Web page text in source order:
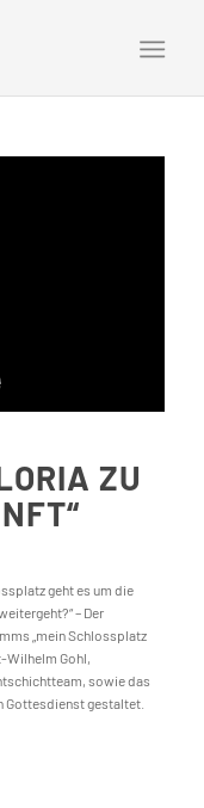
ZU
geht es um die
– Der
„mein Schlossplatz
Wilhelm Gohl,
sowie das
Gottesdienst gestaltet.